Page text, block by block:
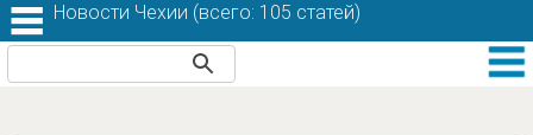
Новости Чехии (всего: 105 статей)